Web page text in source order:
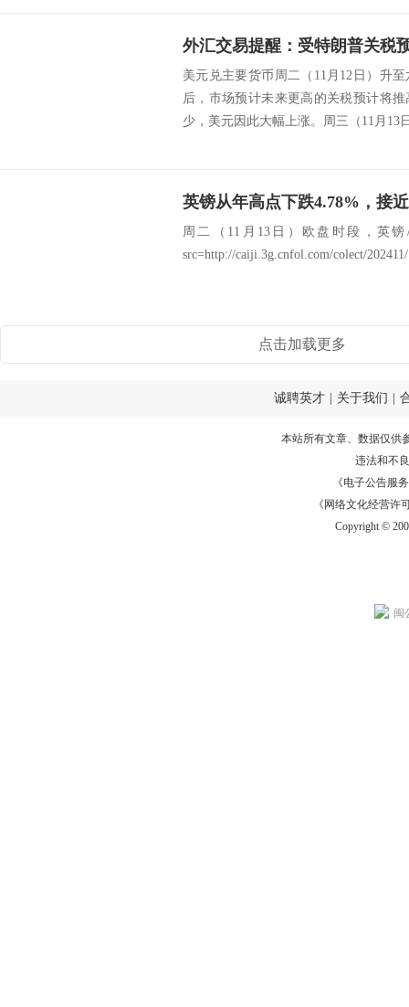
美元兑主要货币周二（11月12日）升
后，市场预计未来更高的关税预计将
少，美元因此大幅上涨。周三（11月13
英镑从年高点下跌4.78%，接
周二（11月13日）欧盘时段，英镑
src=http://caiji.3g.cnfol.com/colect/
点击加载更多
诚聘英才 关于我们
本站所有文章、数据仅供
违法和不
《电子公告服务
《网络文化经营许
Copyright ©
闽